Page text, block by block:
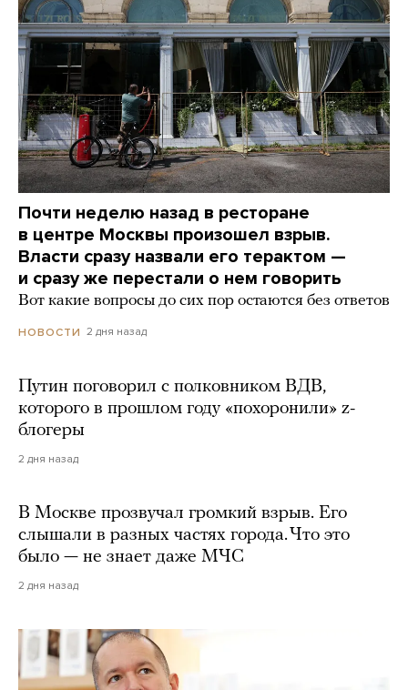
Почти неделю назад в ресторане
в центре Москвы произошел взрыв.
Власти сразу назвали его терактом —
и сразу же перестали о нем говорить
Вот какие вопросы до сих пор остаются без ответов
НОВОСТИ 2 дня назад
Путин поговорил с полковником ВДВ,
которого в прошлом году «похоронили» z-
блогеры
2 дня назад
В Москве прозвучал громкий взрыв. Его
слышали в разных частях города. Что это
было — не знает даже МЧС
2 дня назад